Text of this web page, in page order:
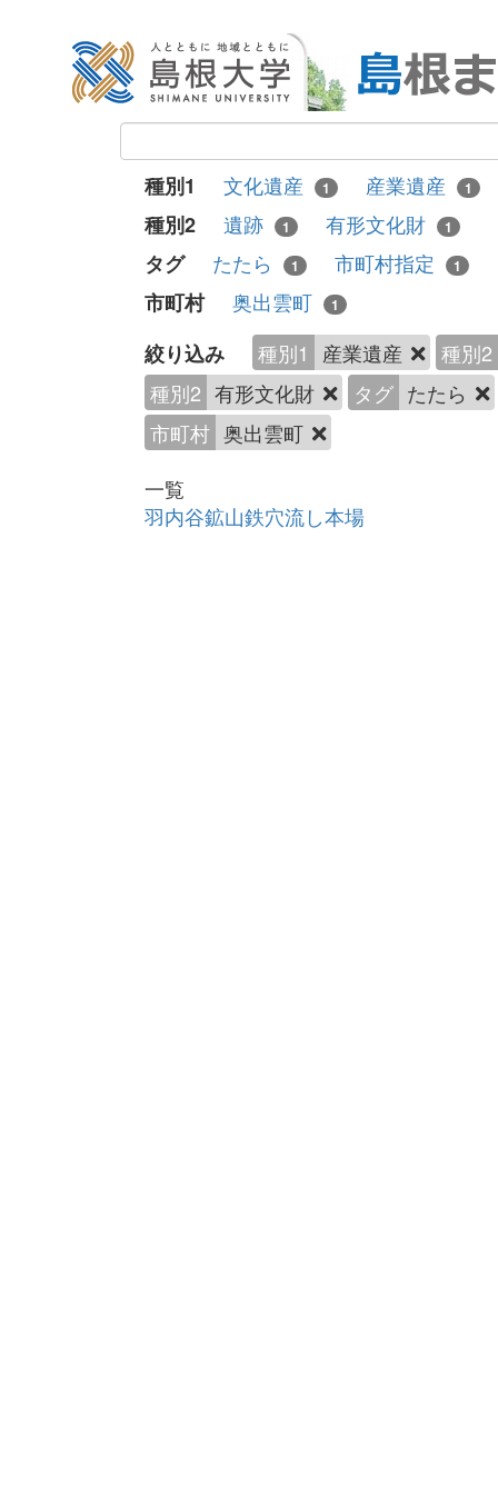
種別1 文化遺産 1 産業遺産 1
種別2 遺跡 1 有形文化財 1
タグ たたら 1 市町村指定 1
市町村
奥出雲町 1
絞り込み 種別1 産業遺産
種別2
種別2 有形文化財 タグ たたら
市町村 奥出雲町
一覧
羽内谷鉱山鉄穴流し本場